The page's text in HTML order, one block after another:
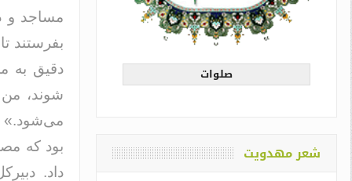
مساجد و
بفرستند
دقیق به
شوند،
می‌شود.»
بود که
داد.
صلوات
شعر مهدویت